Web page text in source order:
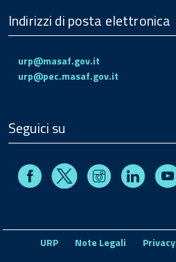
Indirizzi di posta elettronica
urp@masaf.gov.it
urp@pec.masaf.gov.it
Seguici su
FacebookX Instagram
URP Note Legali Privacy